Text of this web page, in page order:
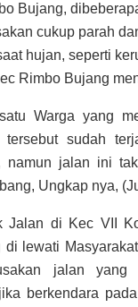
Bujang,
cukup parah
hujan, seperti
Rimbo Bujang
Warga yang
tersebut sudah
namun jalan ini
Ungkap nya,
Jalan di Kec VII
di lewati
jalan
berkendara